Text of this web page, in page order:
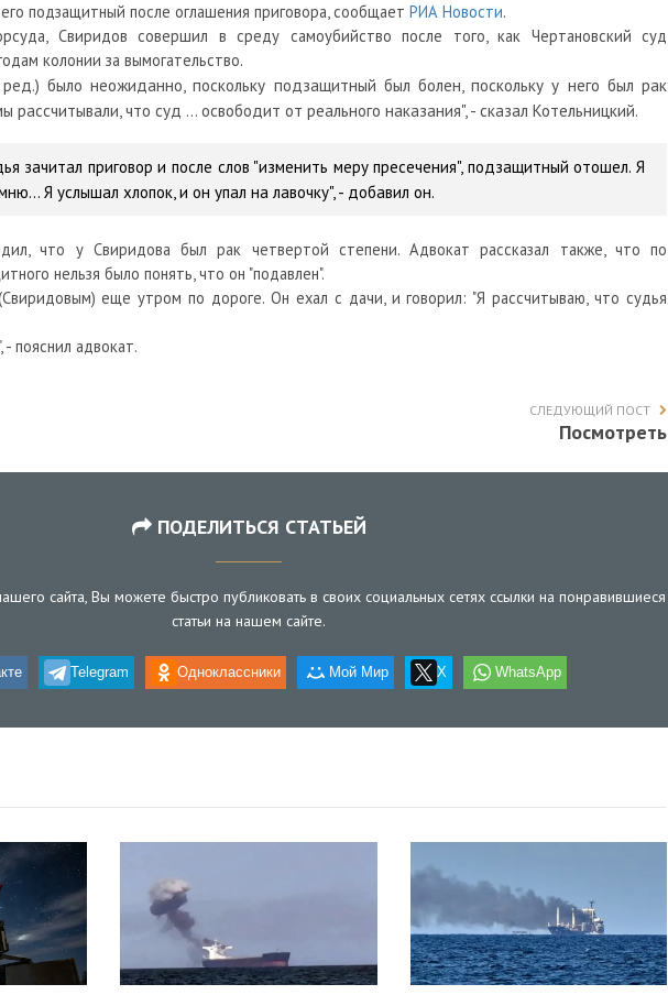
подзащитный после оглашения приговора, сообщает РИА Новости.
Свиридов совершил в среду самоубийство после того, как Чертановский суд
колонии за вымогательство.
было неожиданно, поскольку подзащитный был болен, поскольку у него был рак
рассчитывали, что суд … освободит от реального наказания", - сказал Котельницкий.
зачитал приговор и после слов "изменить меру пресечения", подзащитный отошел. Я
Я услышал хлопок, и он упал на лавочку", - добавил он.
что у Свиридова был рак четвертой степени. Адвокат рассказал также, что по
нельзя было понять, что он "подавлен".
еще утром по дороге. Он ехал с дачи, и говорил: "Я рассчитываю, что судья
пояснил адвокат.
СЛЕДУЮЩИЙ ПОСТ
Посмотреть
ПОДЕЛИТЬСЯ СТАТЬЕЙ
сайта, Вы можете быстро публиковать в своих социальных сетях ссылки на понравившиеся
статьи на нашем сайте.
Telegram Одноклассники Мой Мир X WhatsApp